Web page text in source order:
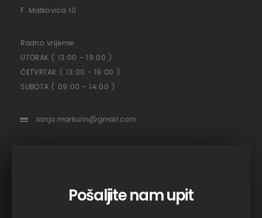
F. Matkovića 10
Radno vrijeme:
UTORAK ( 13:00 - 19:00 )
ČETVRTAK ( 13:00 - 19:00 )
SUBOTA ( 09:00 - 14:00 )
tanja.markulin@gmail.com
Pošaljite nam upit